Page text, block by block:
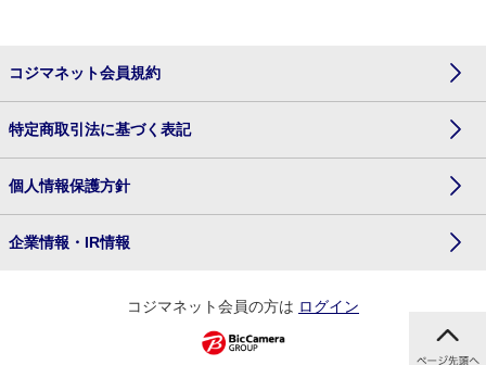
コジマネット会員規約
特定商取引法に基づく表記
個人情報保護方針
企業情報・IR情報
コジマネット会員の方は ログイン